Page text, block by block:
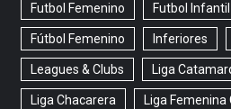
Futbol Femenino Futbol Infantil
Fútbol Femenino Inferiores
Leagues & Clubs Liga
Liga Chacarera Liga